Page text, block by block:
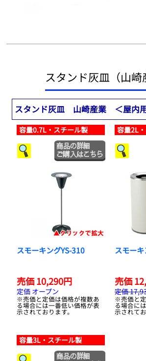
スタンド灰皿（山崎
スタンド灰皿 山崎産業 ＜屋内
容量0.7L・スチール製
スモーキングYS-310
売価 10,290円
定価 オープン
※売価と定価は価格が複数あ
る場合には一番低い価格が表
示されております。
容量2L
スモー
売価
定価
※売価と
る場合に
示されてお
容量3L・スチール製